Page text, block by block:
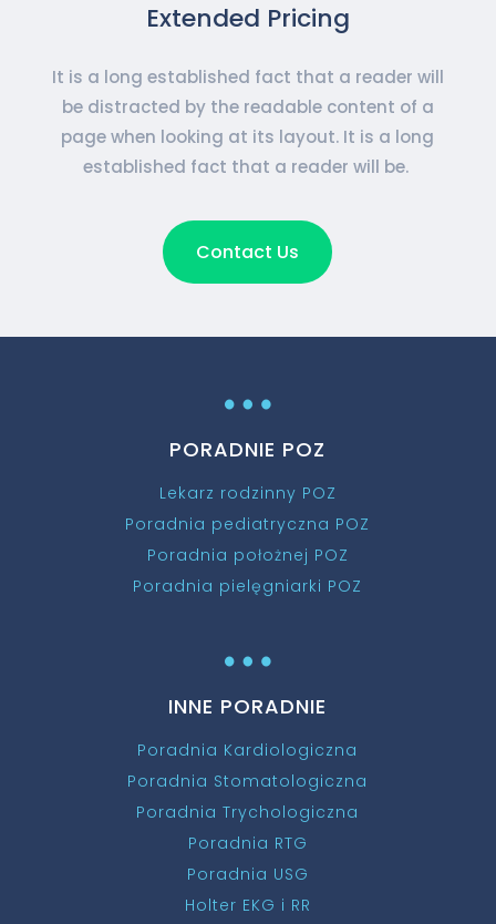
Extended Pricing
It is a long established fact that a reader will
be distracted by the readable content of a
page when looking at its layout. It is a long
established fact that a reader will be.
Contact Us
…
PORADNIE POZ
Lekarz rodzinny POZ
Poradnia pediatryczna POZ
Poradnia położnej POZ
Poradnia pielęgniarki POZ
…
INNE PORADNIE
Poradnia Kardiologiczna
Poradnia Stomatologiczna
Poradnia Trychologiczna
Poradnia RTG
Poradnia USG
Holter EKG i RR